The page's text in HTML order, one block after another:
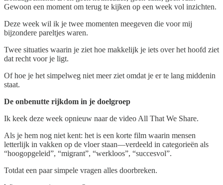
Gewoon een moment om terug te kijken op een week vol inzichten.
Deze week wil ik je twee momenten meegeven die voor mij
bijzondere pareltjes waren.
Twee situaties waarin je ziet hoe makkelijk je iets over het hoofd ziet
dat recht voor je ligt.
Of hoe je het simpelweg niet meer ziet omdat je er te lang middenin
staat.
De onbenutte rijkdom in je doelgroep
Ik keek deze week opnieuw naar de video All That We Share.
Als je hem nog niet kent: het is een korte film waarin mensen
letterlijk in vakken op de vloer staan—verdeeld in categorieën als
“hoogopgeleid”, “migrant”, “werkloos”, “succesvol”.
Totdat een paar simpele vragen alles doorbreken.